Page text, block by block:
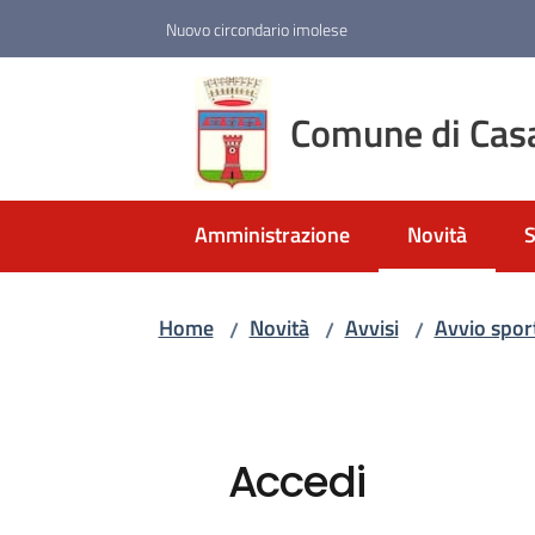
Nuovo circondario imolese
Comune di
Amministrazione Novità
Menu
Home / Novità / Avvisi / Avvio
Accedi